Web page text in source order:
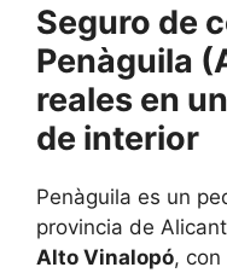
Seguro de
Penàguila
reales en
de interior
Penàguila es un
provincia de
Alto Vinalopó, con